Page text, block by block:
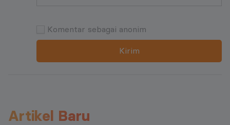
Komentar sebagai anonim
Kirim
Artikel Baru